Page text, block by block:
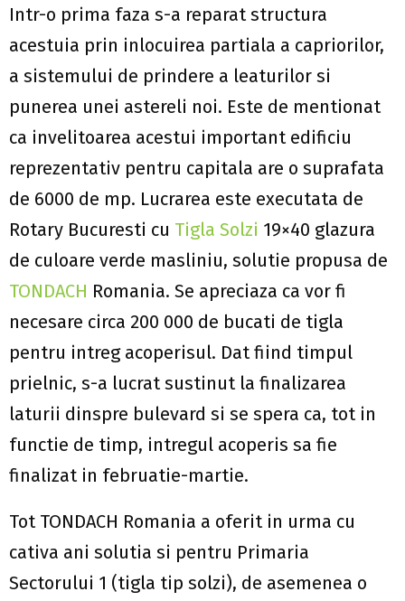
Intr-o prima faza s-a reparat structura
acestuia prin inlocuirea partiala a capriorilor,
a sistemului de prindere a leaturilor si
punerea unei astereli noi. Este de mentionat
ca invelitoarea acestui important edificiu
reprezentativ pentru capitala are o suprafata
de 6000 de mp. Lucrarea este executata de
Rotary Bucuresti cu Tigla Solzi 19×40 glazura
de culoare verde masliniu, solutie propusa de
TONDACH Romania. Se apreciaza ca vor fi
necesare circa 200 000 de bucati de tigla
pentru intreg acoperisul. Dat fiind timpul
prielnic, s-a lucrat sustinut la finalizarea
laturii dinspre bulevard si se spera ca, tot in
functie de timp, intregul acoperis sa fie
finalizat in februatie-martie.
Tot TONDACH Romania a oferit in urma cu
cativa ani solutia si pentru Primaria
Sectorului 1 (tigla tip solzi), de asemenea o